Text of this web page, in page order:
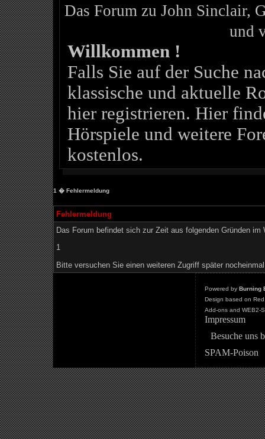
Das Forum zu John Sinclair,
und
Willkommen !
Falls Sie auf der Suche
klassische und aktuelle
hier registrieren. Hier
Hörspiele und weitere
kostenlos.
1 � Fehlermeldung
Fehlermeldung
Das Forum befindet sich zur Zeit aus folgenden Gründen im
1
Bitte versuchen Sie einen weiteren Zugriff später
Powered by Burning
Design based on
Add-ons and WEB2-
Impressum
Besuche uns
SPAM-Poison